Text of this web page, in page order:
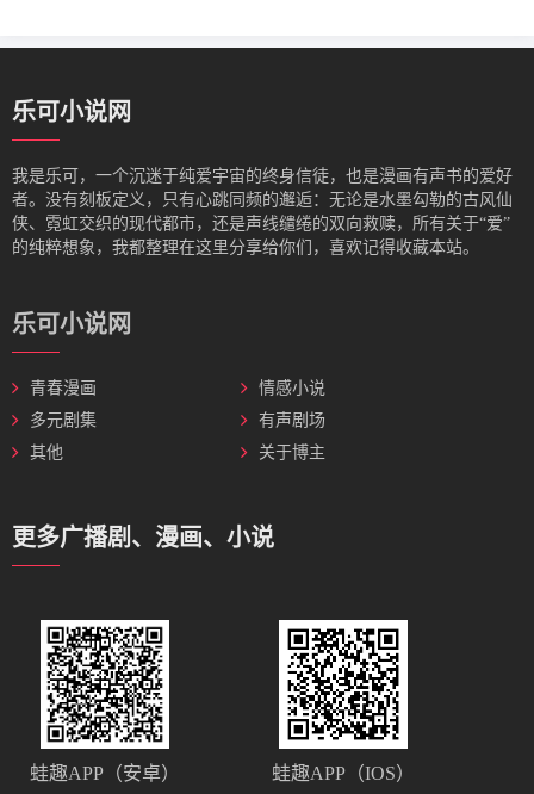
乐可小说网
我是‌乐可，一个沉迷于纯爱宇宙的终身信徒，也是漫画有声书的爱好
者。没有刻板定义，只有心跳同频的邂逅：无论是水墨勾勒的古风仙
侠、霓虹交织的现代都市，还是声线缱绻的双向救赎，所有关于“爱”
的纯粹想象，我都整理在这里分享给你们，喜欢记得收藏本站。
乐可小说网
青春漫画
情感小说
多元剧集
有声剧场
其他
关于博主
更多广播剧、漫画、小说
蛙趣APP（安卓） 蛙趣APP（IOS）